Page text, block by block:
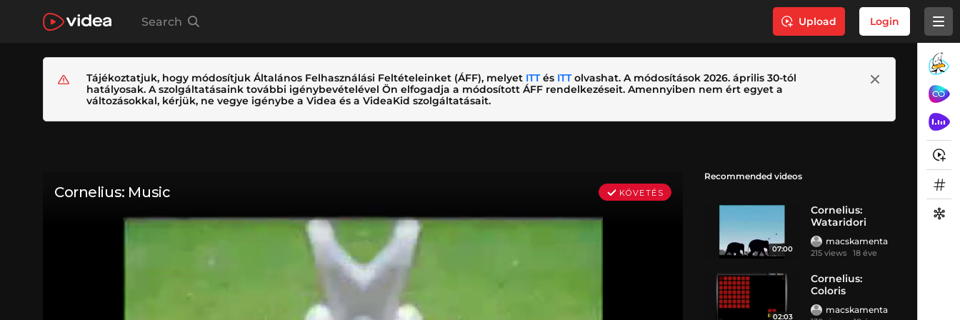
Search Upload Login
Tájékoztatjuk, hogy módosítjuk Általános Felhasználási Feltételeinket (ÁFF), melyet ITTés ITTolvashat. A módosítások 2026. április 30-tól
hatályosak. A szolgáltatásaink további igénybevételével Ön elfogadja a módosított ÁFF rendelkezéseit. Amennyiben nem ért egyet a
változásokkal, kérjük, ne vegye igénybe a Videa és a VideaKid szolgáltatásait.
Recommended videos
07:00
Cornelius:
Wataridori
macskamenta
215 views 18 éve
02:03
Cornelius:
Coloris
macskamenta